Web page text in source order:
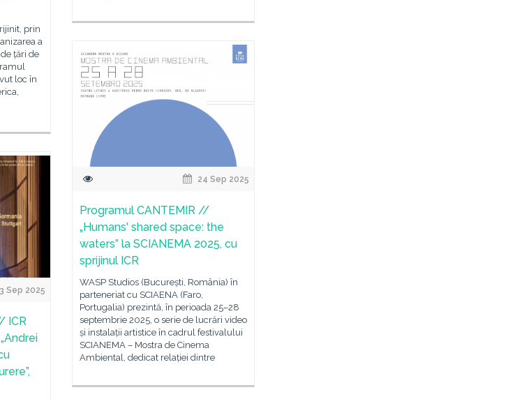
prin
a
țări de
loc în
24 Sep 2025
Programul CANTEMIR //
„Humans' shared space: the
waters” la SCIANEMA 2025, cu
sprijinul ICR
WASP Studios (București, România) în
parteneriat cu SCIAENA (Faro,
Portugalia) prezintă, în perioada 25–28
septembrie 2025, o serie de lucrări video
și instalații artistice în cadrul festivalului
SCIANEMA – Mostra de Cinema
Ambiental, dedicat relației dintre
Sep 2025
ICR